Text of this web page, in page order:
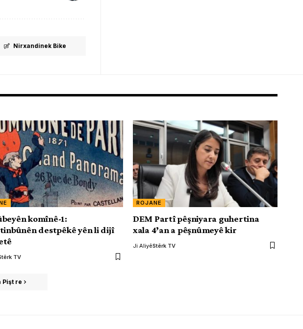
Nirxandinek Bike
komînê-1:
destpêkê yên li dijî
TV
ROJANE
DEM Partî pêşniyara guhertina
xala 4’an a pêşnûmeyê kir
Ji AliyêStêrk TV
Pişt re